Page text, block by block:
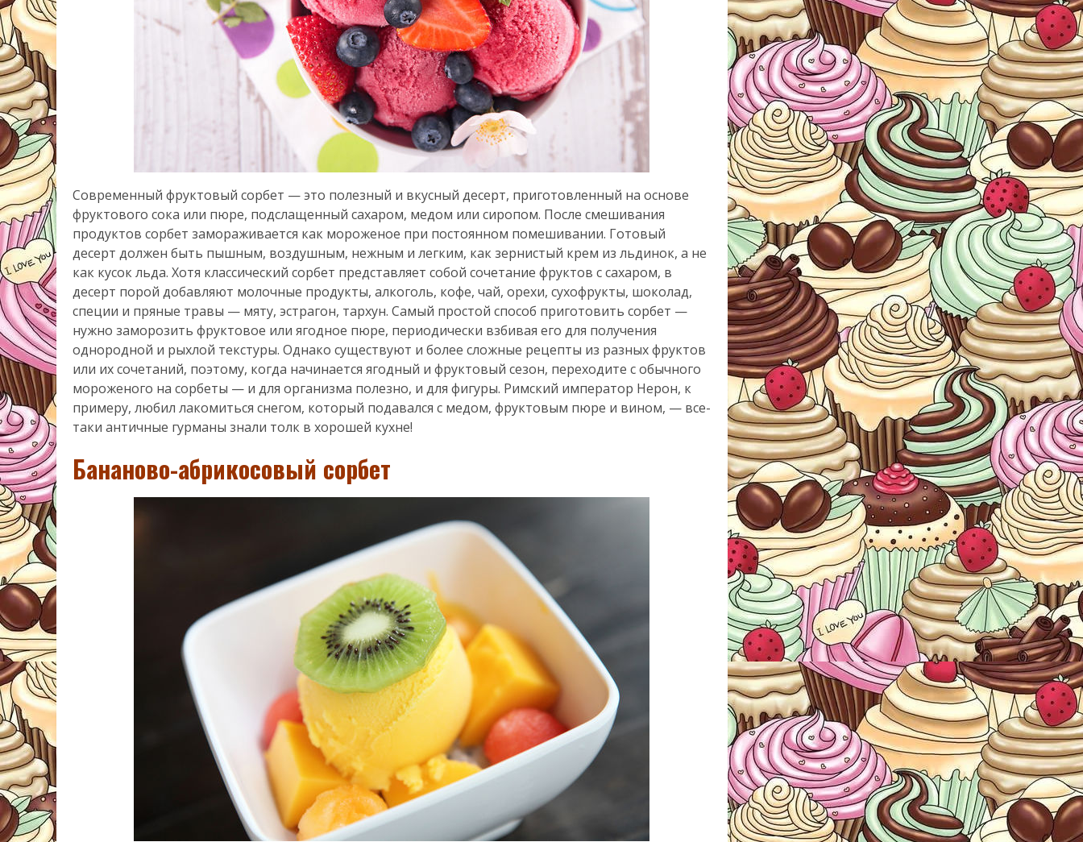
Современный фруктовый сорбет — это полезный и вкусный десерт, приготовленный на основе
фруктового сока или пюре, подслащенный сахаром, медом или сиропом. После смешивания
продуктов сорбет замораживается как мороженое при постоянном помешивании. Готовый
десерт должен быть пышным, воздушным, нежным и легким, как зернистый крем из льдинок, а не
как кусок льда. Хотя классический сорбет представляет собой сочетание фруктов с сахаром, в
десерт порой добавляют молочные продукты, алкоголь, кофе, чай, орехи, сухофрукты, шоколад,
специи и пряные травы — мяту, эстрагон, тархун. Самый простой способ приготовить сорбет —
нужно заморозить фруктовое или ягодное пюре, периодически взбивая его для получения
однородной и рыхлой текстуры. Однако существуют и более сложные рецепты из разных фруктов
или их сочетаний, поэтому, когда начинается ягодный и фруктовый сезон, переходите с обычного
мороженого на сорбеты — и для организма полезно, и для фигуры. Римский император Нерон, к
примеру, любил лакомиться снегом, который подавался с медом, фруктовым пюре и вином, — все-
таки античные гурманы знали толк в хорошей кухне!
Бананово-абрикосовый сорбет